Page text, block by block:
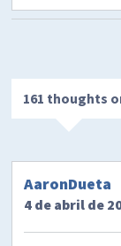
161 thoughts
AaronDueta
4 de abril de